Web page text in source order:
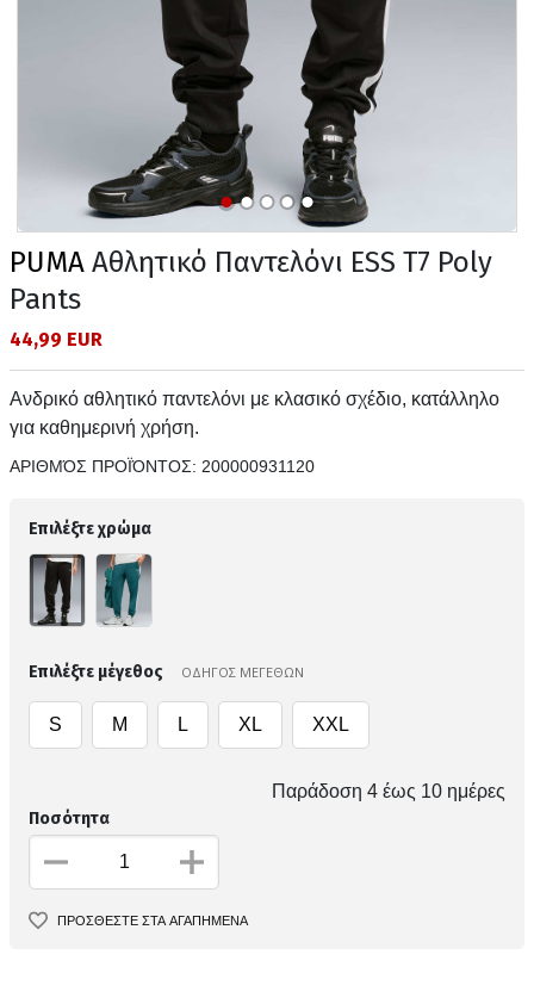
PUMA Αθλητικό Παντελόνι ESS T7 Poly
Pants
44,99 EUR
Ανδρικό αθλητικό παντελόνι με κλασικό σχέδιο, κατάλληλο
για καθημερινή χρήση.
ΑΡΙΘΜΌΣ ΠΡΟΪΌΝΤΟΣ: 200000931120
Επιλέξτε χρώμα
Επιλέξτε μέγεθος ΟΔΗΓΟΣ ΜΕΓΕΘΩΝ
S M L XL XXL
Παράδοση 4 έως 10 ημέρες
Ποσότητα
ΠΡΟΣΘΕΣΤΕ ΣΤΑ ΑΓΑΠΗΜΕΝΑ